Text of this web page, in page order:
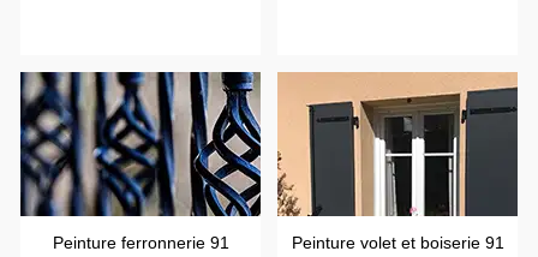
Peinture ferronnerie 91 Peinture volet et boiserie 91